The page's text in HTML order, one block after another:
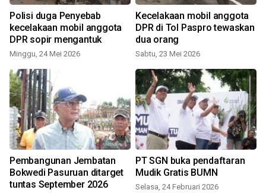
Polisi duga Penyebab
kecelakaan mobil anggota
DPR sopir mengantuk
Minggu, 24 Mei 2026
Kecelakaan mobil anggota
DPR di Tol Paspro tewaskan
dua orang
Sabtu, 23 Mei 2026
Pembangunan Jembatan
Bokwedi Pasuruan ditarget
tuntas September 2026
PT SGN buka pendaftaran
Mudik Gratis BUMN
Selasa, 24 Februari 2026